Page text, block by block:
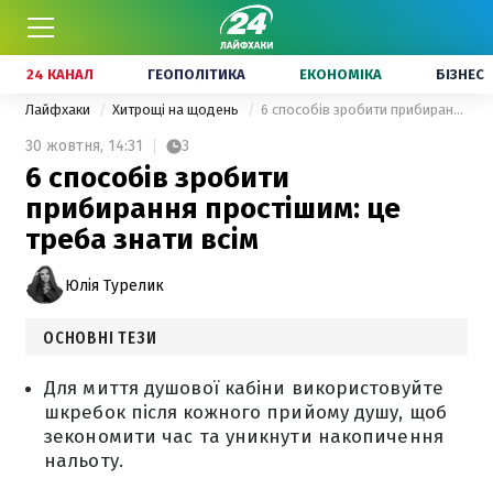
24 КАНАЛ ГЕОПОЛІТИКА ЕКОНОМІКА БІЗНЕС
Лайфхаки Хитрощі на щодень 6 способів зробити прибирання простішим: це треба знати всім
30 жовтня, 14:31 3
6 способів зробити
прибирання простішим: це
треба знати всім
Юлія Турелик
ОСНОВНІ ТЕЗИ
Для миття душової кабіни використовуйте
шкребок після кожного прийому душу, щоб
зекономити час та уникнути накопичення
нальоту.